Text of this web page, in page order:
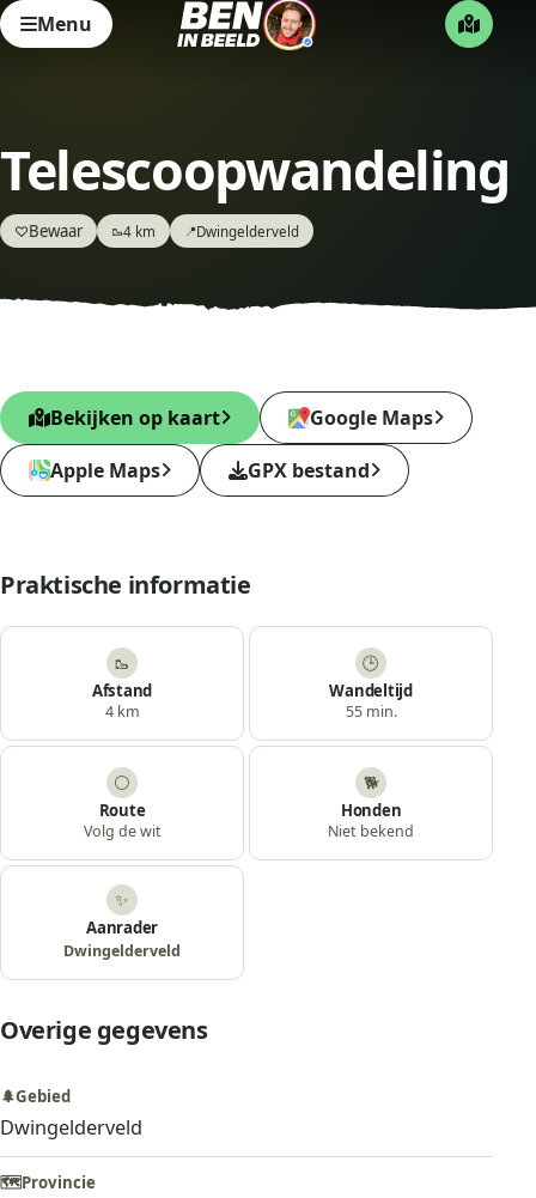
Menu
Telescoopwandeling
♡Bewaar 🥾4 km 📍Dwingelderveld
Bekijken op kaart
Google Maps
Apple Maps
GPX bestand
Praktische informatie
🥾
Afstand
4 km
🕒
Wandeltijd
55 min.
⚪
Route
Volg de wit
🐕
Honden
Niet bekend
✨
Aanrader
Dwingelderveld
Overige gegevens
🌲Gebied
Dwingelderveld
🗺️Provincie